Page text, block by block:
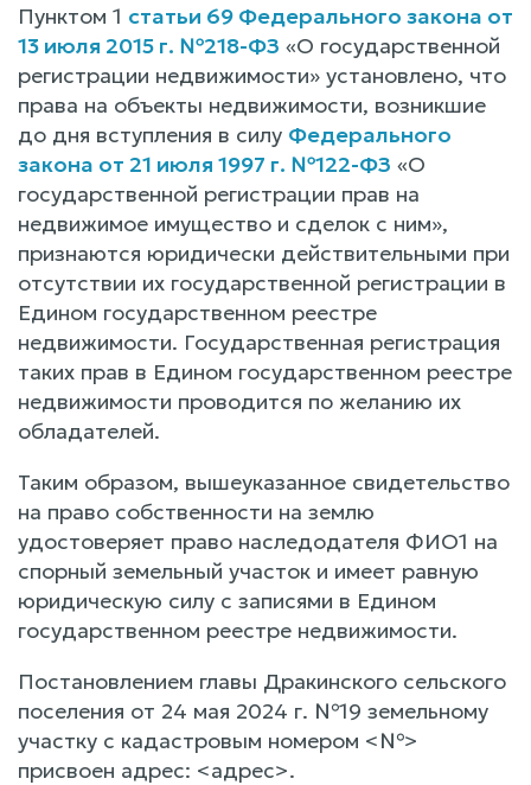
Пунктом 1 статьи 69 Федерального закона от
13 июля 2015 г. №218-ФЗ «О государственной
регистрации недвижимости» установлено, что
права на объекты недвижимости, возникшие
до дня вступления в силу Федерального
закона от 21 июля 1997 г. №122-ФЗ «О
государственной регистрации прав на
недвижимое имущество и сделок с ним»,
признаются юридически действительными при
отсутствии их государственной регистрации в
Едином государственном реестре
недвижимости. Государственная регистрация
таких прав в Едином государственном реестре
недвижимости проводится по желанию их
обладателей.
Таким образом, вышеуказанное свидетельство
на право собственности на землю
удостоверяет право наследодателя ФИО1 на
спорный земельный участок и имеет равную
юридическую силу с записями в Едином
государственном реестре недвижимости.
Постановлением главы Дракинского сельского
поселения от 24 мая 2024 г. №19 земельному
участку с кадастровым номером <№>
присвоен адрес: <адрес>.